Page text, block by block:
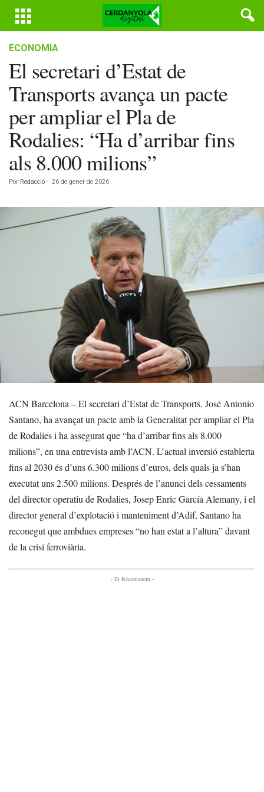
ECONOMIA
El secretari d’Estat de
Transports avança un pacte
per ampliar el Pla de
Rodalies: “Ha d’arribar fins
als 8.000 milions”
Por Redacció - 26 de gener de 2026
ACN Barcelona – El secretari d’Estat de Transports, José Antonio
Santano, ha avançat un pacte amb la Generalitat per ampliar el Pla
de Rodalies i ha assegurat que “ha d’arribar fins als 8.000
milions”, en una entrevista amb l’ACN. L’actual inversió establerta
fins al 2030 és d’uns 6.300 milions d’euros, dels quals ja s’han
executat uns 2.500 milions. Després de l’anunci dels cessaments
del director operatiu de Rodalies, Josep Enric García Alemany, i el
director general d’explotació i manteniment d’Adif, Santano ha
reconegut que ambdues empreses “no han estat a l’altura” davant
de la crisi ferroviària.
- Et Recomanem -